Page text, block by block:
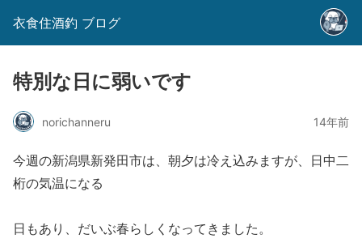
衣食住酒釣 ブログ
特別な日に弱いです
norichanneru 14年前
今週の新潟県新発田市は、朝夕は冷え込みますが、日中二
桁の気温になる
日もあり、だいぶ春らしくなってきました。